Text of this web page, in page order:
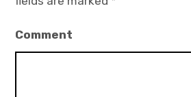
o
n
Comment